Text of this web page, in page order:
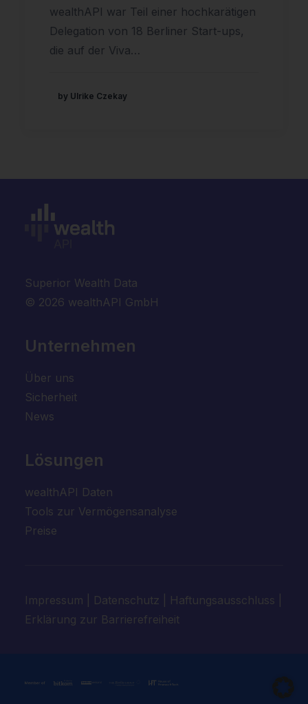
wealthAPI war Teil einer hochkarätigen
Delegation von 18 Berliner Start-ups,
die auf der Viva…
by Ulrike Czekay
Superior Wealth Data
© 2026 wealthAPI GmbH
Unternehmen
Über uns
Sicherheit
News
Lösungen
wealthAPI Daten
Tools zur Vermögensanalyse
Preise
Impressum Datenschutz Haftungsausschluss
Erklärung zur Barrierefreiheit